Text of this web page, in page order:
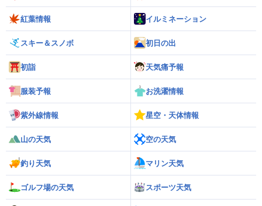
紅葉情報 イルミネーション
スキー＆スノボ 初日の出
初詣 天気痛予報
服装予報 お洗濯情報
紫外線情報 星空・天体情報
山の天気 空の天気
釣り天気 マリン天気
ゴルフ場の天気 スポーツ天気